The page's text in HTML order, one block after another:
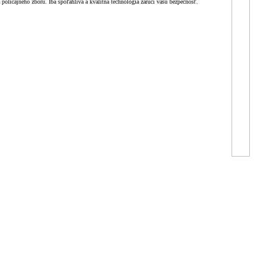
zboru. Iba spoľahlivá a kvalitná technológia zaručí vašu bezpečnosť.